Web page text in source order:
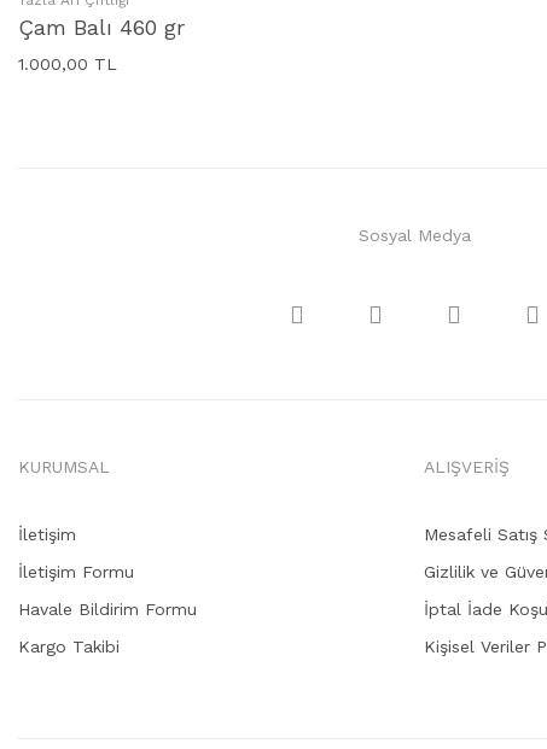
Çam Balı 460 gr
1.000,00 TL
Sosyal Medya
KURUMSAL
İletişim
İletişim Formu
Havale Bildirim Formu
Kargo Takibi
ALIŞVERİŞ
Mesafeli Satış
Gizlilik ve
İptal İade
Kişisel Veriler